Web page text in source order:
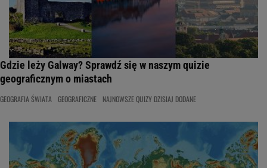
Gdzie leży Galway? Sprawdź się w naszym quizie
geograficznym o miastach
GEOGRAFIA ŚWIATA GEOGRAFICZNE NAJNOWSZE QUIZY DZISIAJ DODANE